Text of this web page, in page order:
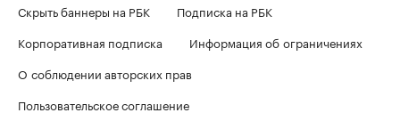
Скрыть баннеры на РБК
Подписка на РБК
Корпоративная подписка
Информация об ограничениях
О соблюдении авторских прав
Пользовательское соглашение